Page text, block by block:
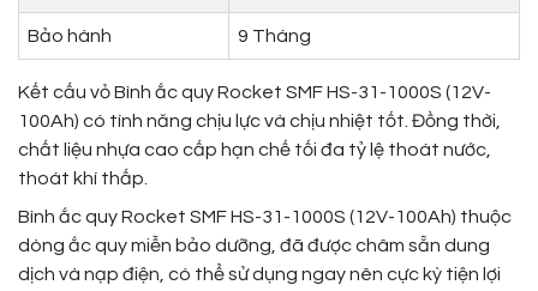
Bảo hành 9 Tháng
Kết cấu vỏ Bình ắc quy Rocket SMF HS-31-1000S (12V-
100Ah) có tính năng chịu lực và chịu nhiệt tốt. Đồng thời,
chất liệu nhựa cao cấp hạn chế tối đa tỷ lệ thoát nước,
thoát khí thấp.
Bình ắc quy Rocket SMF HS-31-1000S (12V-100Ah) thuộc
dòng ắc quy miễn bảo dưỡng, đã được châm sẵn dung
dịch và nạp điện, có thể sử dụng ngay nên cực kỳ tiện lợi